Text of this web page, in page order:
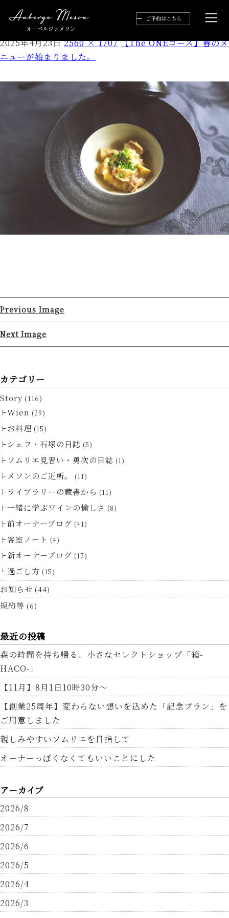
blog6
2025年4月23日 2560 × 1707 【The ONEコース】春のメ
ニューが始まりました。
Previous Image
Next Image
カテゴリー
Story (116)
Wien (29)
お料理 (15)
シェフ・石塚の日誌 (5)
ソムリエ見習い・勇次の日誌 (1)
メソンのご近所。 (11)
ライブラリーの蔵書から (11)
一緒に学ぶワインの愉しさ (8)
前オーナーブログ (41)
客室ノート (4)
新オーナーブログ (17)
過ごし方 (15)
お知らせ (44)
規約等 (6)
最近の投稿
森の時間を持ち帰る、小さなセレクトショップ「箱-
HACO-」
【11月】8月1日10時30分～
【創業25周年】変わらない想いを込めた「記念プラン」を
ご用意しました
親しみやすいソムリエを目指して
オーナーっぽくなくてもいいことにした
アーカイブ
2026/8
2026/7
2026/6
2026/5
2026/4
2026/3